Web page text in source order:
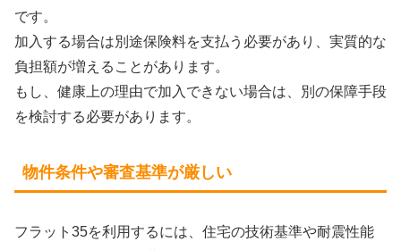
です。
加入する場合は別途保険料を支払う必要があり、実質的な
負担額が増えることがあります。
もし、健康上の理由で加入できない場合は、別の保障手段
を検討する必要があります。
物件条件や審査基準が厳しい
フラット35を利用するには、住宅の技術基準や耐震性能